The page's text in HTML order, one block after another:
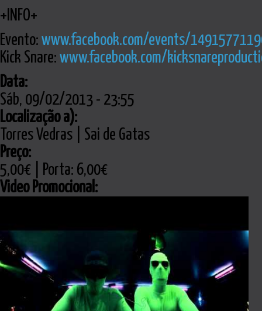
+INFO+
Evento: www.facebook.com/events/
Kick Snare: www.facebook.com/
Data:
Sáb, 09/02/2013 - 23:55
Localização a):
Torres Vedras | Sai de Gatas
Preço:
5,00€ | Porta: 6,00€
Video Promocional: